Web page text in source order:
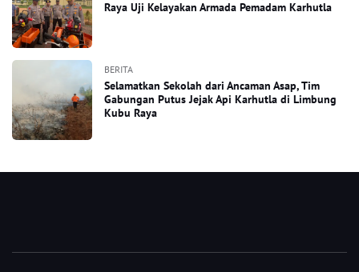
Raya Uji Kelayakan Armada Pemadam Karhutla
BERITA
Selamatkan Sekolah dari Ancaman Asap, Tim
Gabungan Putus Jejak Api Karhutla di Limbung
Kubu Raya